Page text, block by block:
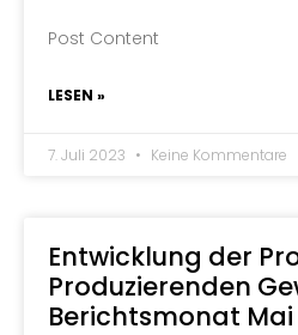
Post Content
LESEN »
7. Juli 2023 Keine Kommentare
Entwicklung der
Produzierenden
Berichtsmonat Mai